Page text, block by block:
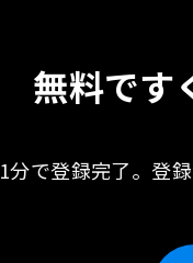
無料です
1分で登録完了。登